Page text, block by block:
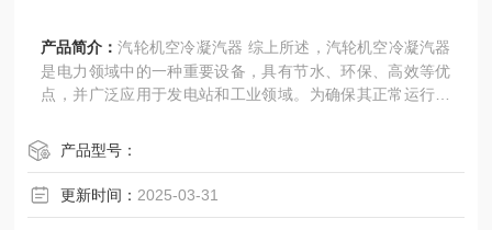
产品简介：汽轮机空冷凝汽器 综上所述，汽轮机空冷凝汽器
是电力领域中的一种重要设备，具有节水、环保、高效等优
点，并广泛应用于发电站和工业领域。为确保其正常运行和
产品型号：
更新时间： 2025-03-31